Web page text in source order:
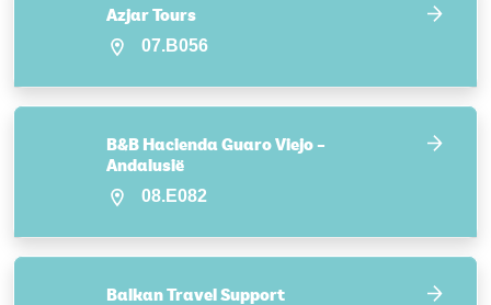
Azjar Tours
07.B056
B&B Hacienda Guaro Viejo –
Andalusië
08.E082
Balkan Travel Support